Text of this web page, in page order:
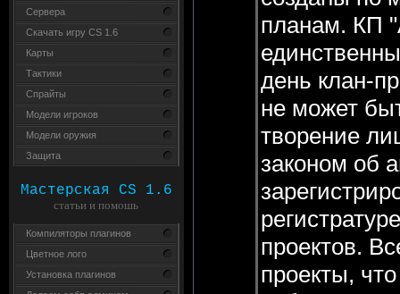
Сервера
Скачать игру CS 1.6
Карты
Тактики
Спрайты
Модели игроков
Модели оружия
Защита
Мастерская CS 1.6
статьи и помошь
Компиляторы плагинов
Цветное лого
Установка плагинов
планам. КП
день клан-
не может
творение
законом об
проектов.
проекты,